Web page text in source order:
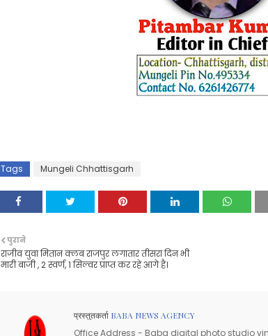
Tags Mungeli Chhattisgarh
पुराने
राजीव युवा मितान क्लब राजपुर लगातार तीसरा दिन भी
मारी बाजी , 2 स्वर्ण, 1 सिल्वर प्राप्त कर रहे आगे है।
प्रस्तुतकर्ता BABA NEWS AGENCY
Office Address - Baba digital photo studio